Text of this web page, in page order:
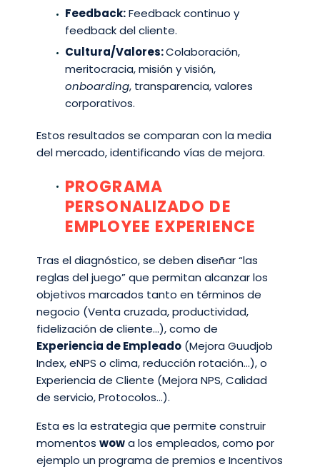
Feedback:Feedback continuo y
feedback del cliente.
Cultura/Valores:Colaboración,
meritocracia, misión y visión,
onboarding, transparencia, valores
corporativos.
Estos resultados se comparan con la media
del mercado, identificando vías de mejora.
PROGRAMA
PERSONALIZADO DE
EMPLOYEE EXPERIENCE
Tras el diagnóstico, se deben diseñar “las
reglas del juego” que permitan alcanzar los
objetivos marcados tanto en términos de
negocio (Venta cruzada, productividad,
fidelización de cliente…), como de
Experiencia de Empleado (Mejora Guudjob
Index, eNPS o clima, reducción rotación…), o
Experiencia de Cliente (Mejora NPS, Calidad
de servicio, Protocolos…).
Esta es la estrategia que permite construir
momentos wowa los empleados, como por
ejemplo un programa de premios e Incentivos